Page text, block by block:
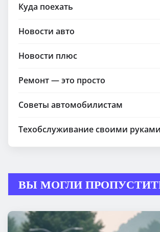
Куда поехать
Новости авто
Новости плюс
Ремонт — это просто
Советы автомобилистам
Техобслуживание своими руками
ВЫ МОГЛИ